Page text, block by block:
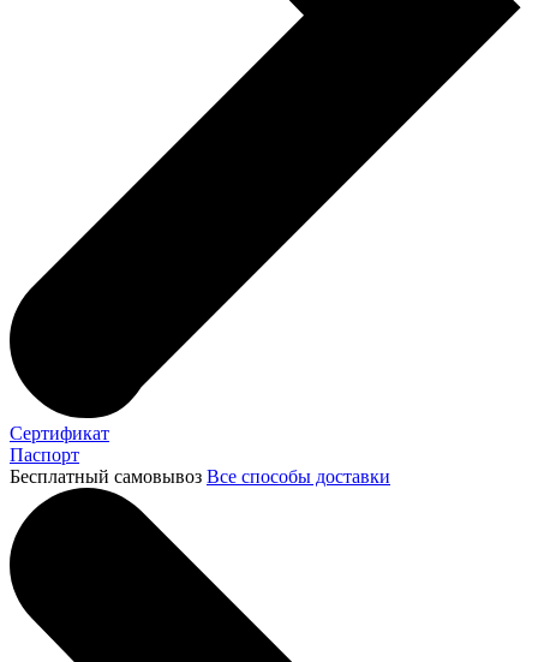
Сертификат
Паспорт
Бесплатный самовывоз Все способы доставки